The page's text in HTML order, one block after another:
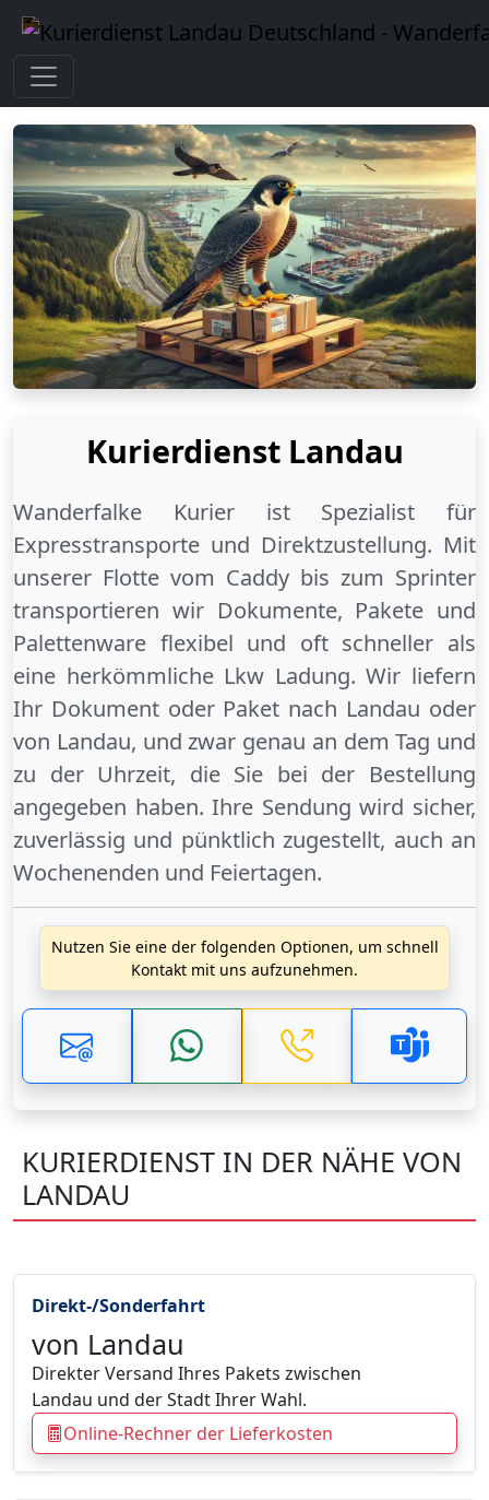
Kurierdienst Landau
Wanderfalke Kurier ist Spezialist für
Expresstransporte und Direktzustellung. Mit
unserer Flotte vom Caddy bis zum Sprinter
transportieren wir Dokumente, Pakete und
Palettenware flexibel und oft schneller als
eine herkömmliche Lkw Ladung. Wir liefern
Ihr Dokument oder Paket nach Landau oder
von Landau, und zwar genau an dem Tag und
zu der Uhrzeit, die Sie bei der Bestellung
angegeben haben. Ihre Sendung wird sicher,
zuverlässig und pünktlich zugestellt, auch an
Wochenenden und Feiertagen.
Nutzen Sie eine der folgenden Optionen, um schnell
Kontakt mit uns aufzunehmen.
KURIERDIENST IN DER NÄHE VON
LANDAU
Direkt-/Sonderfahrt
von Landau
Direkter Versand Ihres Pakets zwischen
Landau und der Stadt Ihrer Wahl.
Online-Rechner der Lieferkosten